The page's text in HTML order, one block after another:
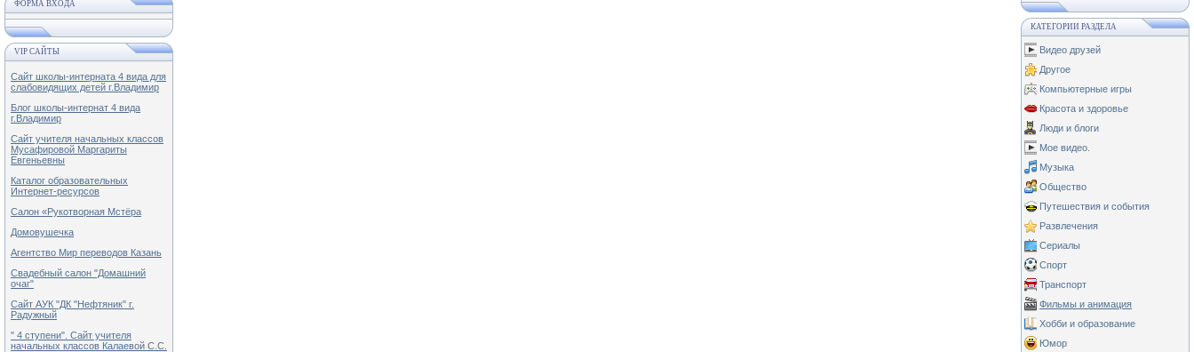
ФОРМА ВХОДА
VIP САЙТЫ
Сайт школы-интерната 4 вида для
слабовидящих детей г.Владимир
Блог школы-интернат 4 вида
г.Владимир
Сайт учителя начальных классов
Мусафировой Маргариты
Евгеньевны
Каталог образовательных
Интернет-ресурсов
Салон «Рукотворная Мстёра
Домовушечка
Агентство Мир переводов Казань
Свадебный салон "Домашний
очаг"
Сайт АУК "ДК "Нефтяник" г.
Радужный
" 4 ступени". Сайт учителя
начальных классов Калаевой С.С.
КАТЕГОРИИ РАЗДЕЛА
Видео друзей
Другое
Компьютерные игры
Красота и здоровье
Люди и блоги
Мое видео.
Музыка
Общество
Путешествия и события
Развлечения
Сериалы
Спорт
Транспорт
Фильмы и анимация
Хобби и образование
Юмор